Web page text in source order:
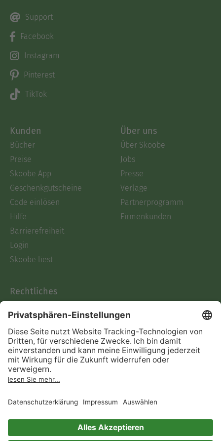
Support
Facebook
Instagram
Pinterest
TikTok
Kunden
Bücher
Preise
Skoobe App
Geschenkgutscheine
Code einlösen
Hilfe
Barrierefreiheit
Login
Skoobe liest
Über uns
Über Skoobe
Jobs
Presse
Verlage
Partnerprogramm
Firmenkunden
Rechtliches
AGB
Informationen nach Data
Act
Verträge hier kündigen
Impressum
Immer ein gutes Buch